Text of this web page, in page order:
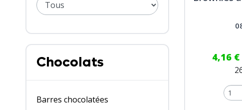
Chocolats
Barres chocolatées
4,16 €